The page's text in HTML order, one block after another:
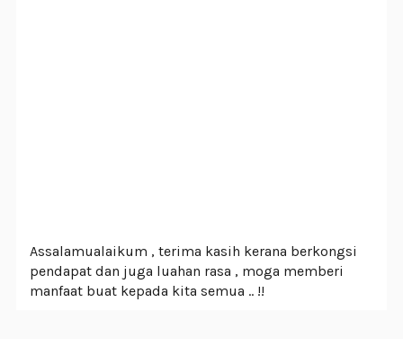
Assalamualaikum , terima kasih kerana berkongsi
pendapat dan juga luahan rasa , moga memberi
manfaat buat kepada kita semua .. !!